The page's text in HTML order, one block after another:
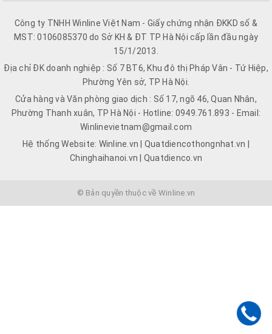
Công ty TNHH Winline Việt Nam - Giấy chứng nhận ĐKKD số &
MST: 0106085370 do Sở KH & ĐT TP Hà Nội cấp lần đầu ngày
15/1/2013.
Địa chỉ ĐK doanh nghiệp : Số 7 BT6, Khu đô thị Pháp Vân - Tứ Hiệp,
Phường Yên sở, TP Hà Nội.
Cửa hàng và Văn phòng giao dịch : Số 17, ngõ 46, Quan Nhân,
Phường Thanh xuân, TP Hà Nội - Hotline: 0949.761.893 - Email:
Winlinevietnam@gmail.com
Hệ thống Website: Winline.vn | Quatdiencothongnhat.vn |
Chinghaihanoi.vn | Quatdienco.vn
© Bản quyền thuộc về Winline.vn